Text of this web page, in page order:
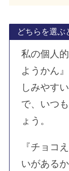
どちらを選ぶ
私の個人
ようかん
しみやす
で、いつ
ょう。
『チョコ
いがある